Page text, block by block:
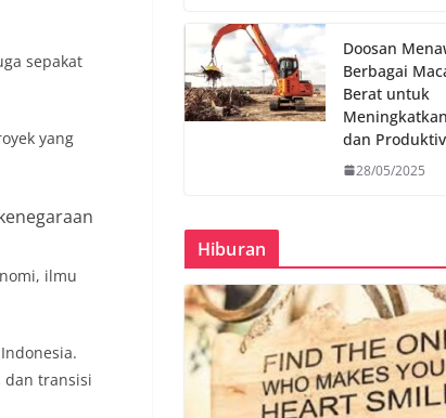
sepakat
yang
ilmu
dan transisi
Doosan
Berbagai
Berat untuk
dan
28/05/2025
Hiburan